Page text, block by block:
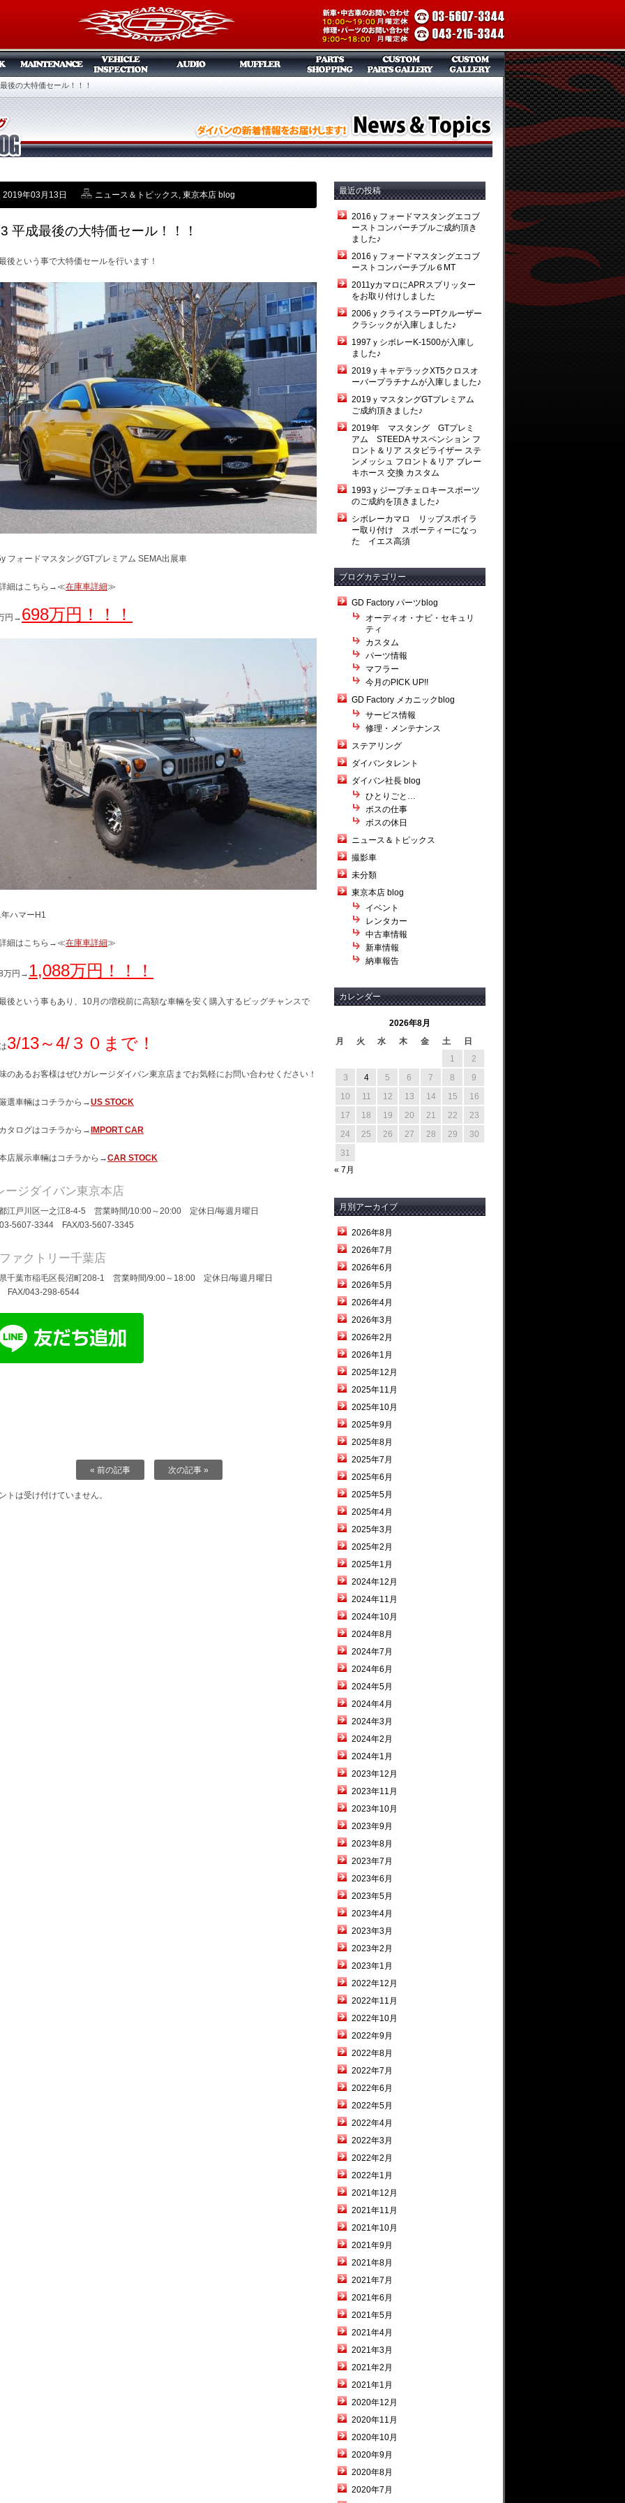
後の大特価セール！！！
2019年03月13日 ニュース＆トピックス, 東京本店 blog
平成最後の大特価セール！！！
後という事で大特価セールを行います！
フォードマスタングGTプレミアム SEMA出展車
細はこちら→≪在庫車詳細≫
円→ 698万円！！！
ハマーH1
細はこちら→≪在庫車詳細≫
万円→ 1,088万円！！！
後という事もあり、10月の増税前に高額な車輛を安く購入するビッグチャンスで
3/13～4/３０まで！
のあるお客様はぜひガレージダイバン東京店までお気軽にお問い合わせください！
選車輛はコチラから→US STOCK
タログはコチラから→ IMPORT CAR
店展示車輛はコチラから→CAR STOCK
ージダイバン東京本店
江戸川区一之江8-4-5 営業時間/10:00～20:00 定休日/毎週月曜日
5607-3344 FAX/03-5607-3345
ァクトリー千葉店
千葉市稲毛区長沼町208-1 営業時間/9:00～18:00 定休日/毎週月曜日
FAX/043-298-6544
« 前の記事 次の記事 »
トは受け付けていません。
最近の投稿
2016ｙフォードマスタングエコブ
ーストコンバーチブルご成約頂き
ました♪
2016ｙフォードマスタングエコブ
ーストコンバーチブル６MT
2011yカマロにAPRスプリッター
をお取り付けしました
2006ｙクライスラーPTクルーザー
クラシックが入庫しました♪
1997ｙシボレーK-1500が入庫し
ました♪
2019ｙキャデラックXT5クロスオ
ーバープラチナムが入庫しました♪
2019ｙマスタングGTプレミアム
ご成約頂きました♪
2019年 マスタング GTプレミ
アム STEEDA サスペンション フ
ロント＆リア スタビライザー ステ
ンメッシュ フロント＆リア ブレー
キホース 交換 カスタム
1993ｙジープチェロキースポーツ
のご成約を頂きました♪
シボレーカマロ リップスポイラ
ー取り付け スポーティーになっ
た イエス高須
ブログカテゴリー
GD Factory パーツblog
オーディオ・ナビ・セキュリ
ティ
カスタム
パーツ情報
マフラー
今月のPICK UP!!
GD Factory メカニックblog
サービス情報
修理・メンテナンス
ステアリング
ダイバンタレント
ダイバン社長 blog
ひとりごと…
ボスの仕事
ボスの休日
ニュース＆トピックス
撮影車
未分類
東京本店 blog
イベント
レンタカー
中古車情報
新車情報
納車報告
カレンダー
2026年8月
月
火 水 木 金 土
日
1
2
3
4 5 6 7 8
9
10
11 12 13 14 15
16
17
18 19 20 21 22
23
24
25 26 27 28 29
30
31
« 7月
月別アーカイブ
2026年8月
2026年7月
2026年6月
2026年5月
2026年4月
2026年3月
2026年2月
2026年1月
2025年12月
2025年11月
2025年10月
2025年9月
2025年8月
2025年7月
2025年6月
2025年5月
2025年4月
2025年3月
2025年2月
2025年1月
2024年12月
2024年11月
2024年10月
2024年8月
2024年7月
2024年6月
2024年5月
2024年4月
2024年3月
2024年2月
2024年1月
2023年12月
2023年11月
2023年10月
2023年9月
2023年8月
2023年7月
2023年6月
2023年5月
2023年4月
2023年3月
2023年2月
2023年1月
2022年12月
2022年11月
2022年10月
2022年9月
2022年8月
2022年7月
2022年6月
2022年5月
2022年4月
2022年3月
2022年2月
2022年1月
2021年12月
2021年11月
2021年10月
2021年9月
2021年8月
2021年7月
2021年6月
2021年5月
2021年4月
2021年3月
2021年2月
2021年1月
2020年12月
2020年11月
2020年10月
2020年9月
2020年8月
2020年7月